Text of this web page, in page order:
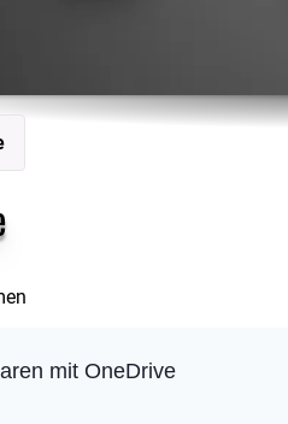
mit OneDrive